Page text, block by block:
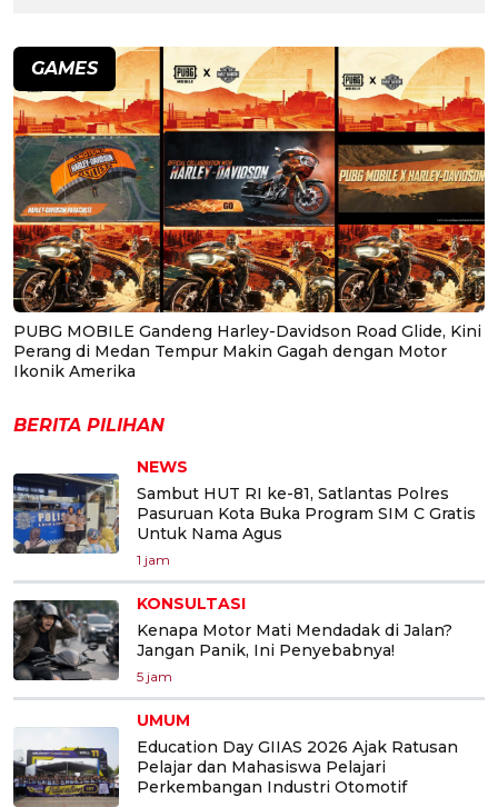
GAMES
PUBG MOBILE Gandeng Harley-Davidson Road Glide, Kini
Perang di Medan Tempur Makin Gagah dengan Motor
Ikonik Amerika
BERITA PILIHAN
NEWS
Sambut HUT RI ke-81, Satlantas Polres
Pasuruan Kota Buka Program SIM C Gratis
Untuk Nama Agus
1 jam
KONSULTASI
Kenapa Motor Mati Mendadak di Jalan?
Jangan Panik, Ini Penyebabnya!
5 jam
UMUM
Education Day GIIAS 2026 Ajak Ratusan
Pelajar dan Mahasiswa Pelajari
Perkembangan Industri Otomotif